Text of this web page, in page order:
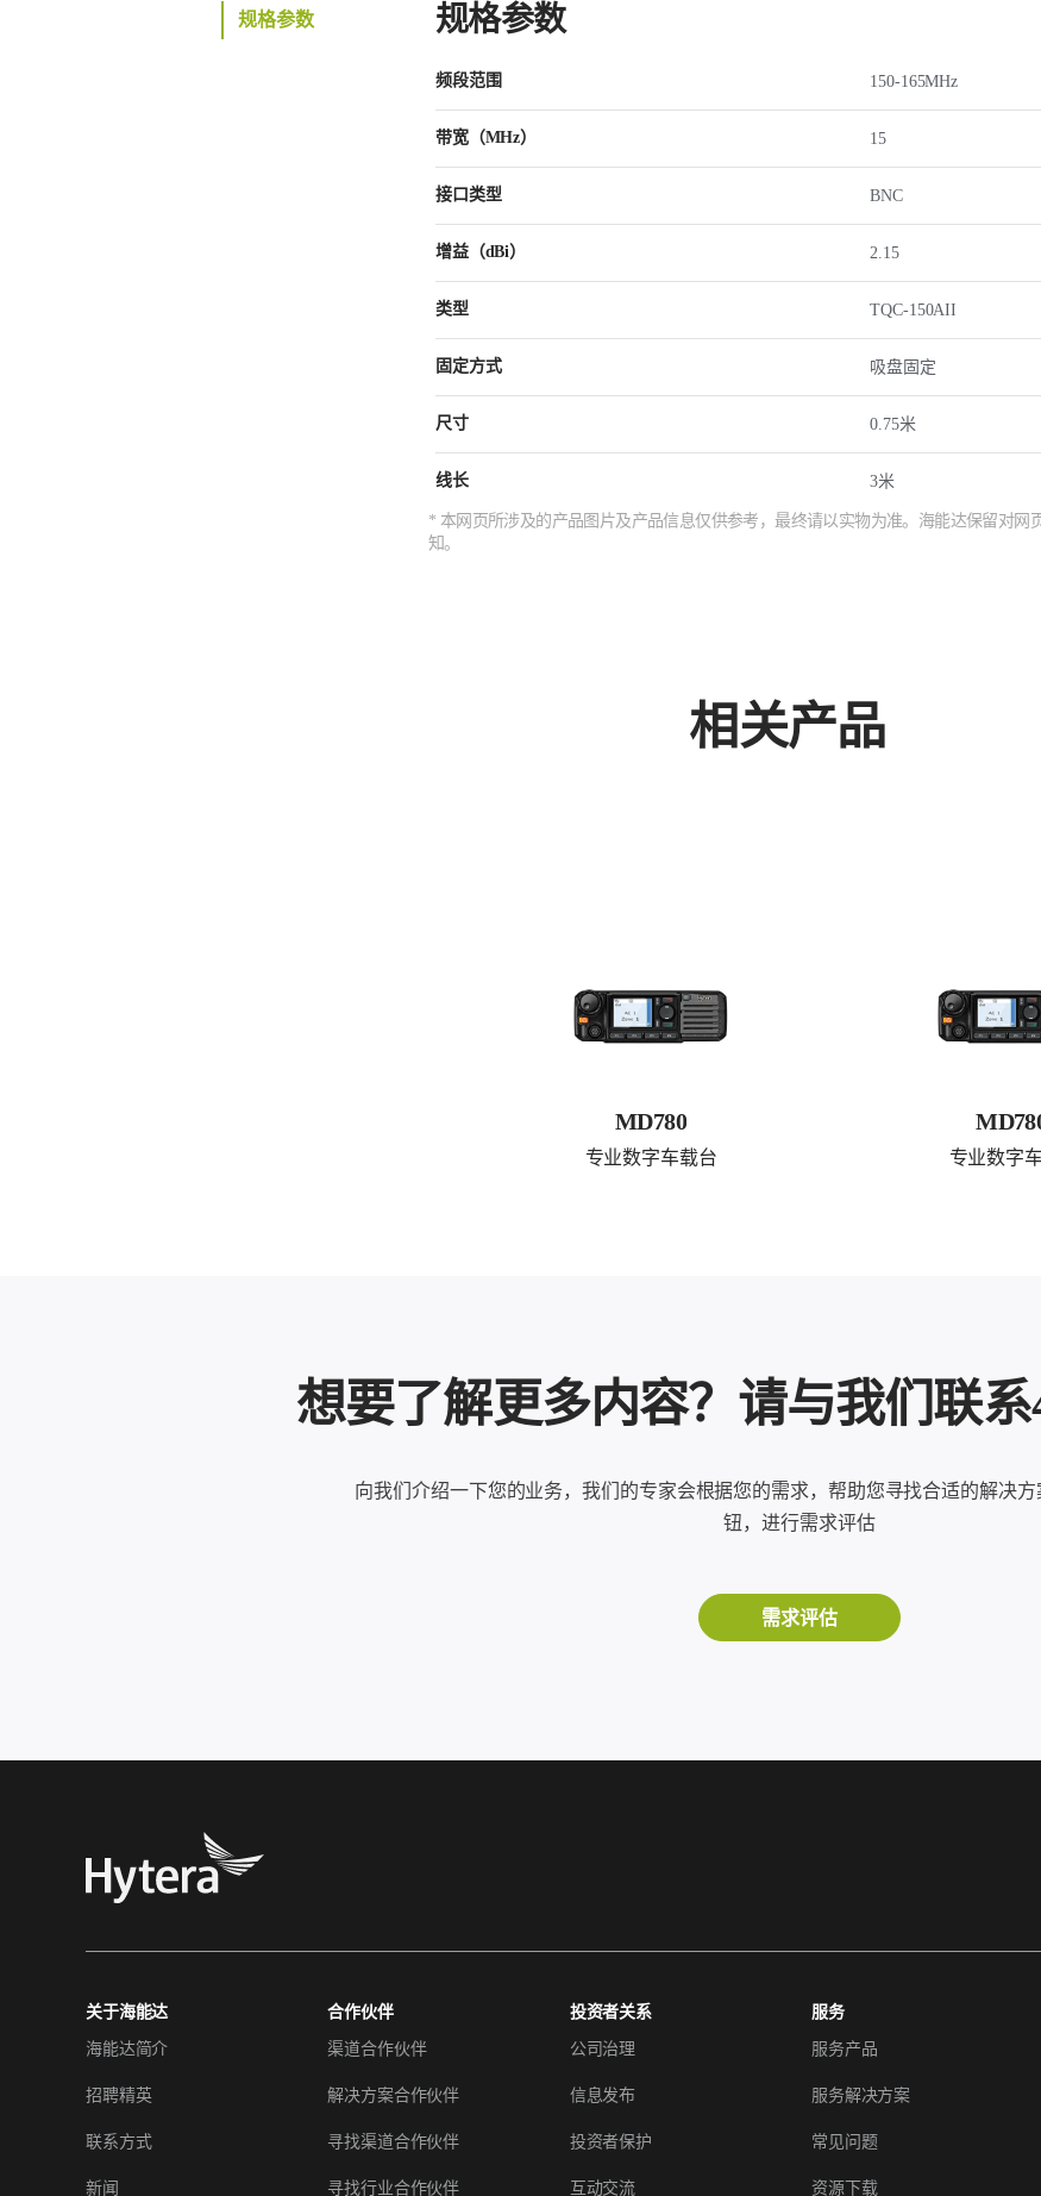
规格参数 规格参数
频段范围 150-165MHz
带宽（MHz） 15
接口类型 BNC
增益（dBi） 2.15
类型 TQC-150AII
固定方式 吸盘固定
尺寸 0.75米
线长 3米
* 本网页所涉及的产品图片及产品信息仅供参考，最终请以实物为准。海能达保留对网
知。
相关产品
MD780
专业数字车载台 专业数字
想要了解更多内容？请与我们联系
向我们介绍一下您的业务，我们的专家会根据您的需求，帮助您寻找合适的解决
钮，进行需求评估
需求评估
关于海能达
海能达简介
招聘精英
联系方式
新闻
合作伙伴
渠道合作伙伴
解决方案合作伙伴
寻找渠道合作伙伴
寻找行业合作伙伴
投资者关系
公司治理
信息发布
投资者保护
互动交流
服务
服务产品
服务解决方案
常见问题
资源下载